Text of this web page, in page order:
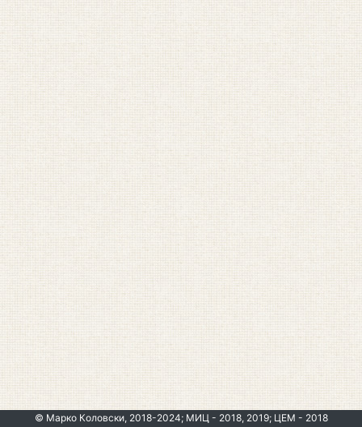
© Марко Коловски, 2018-2024; МИЦ - 2018, 2019; ЦЕМ - 2018